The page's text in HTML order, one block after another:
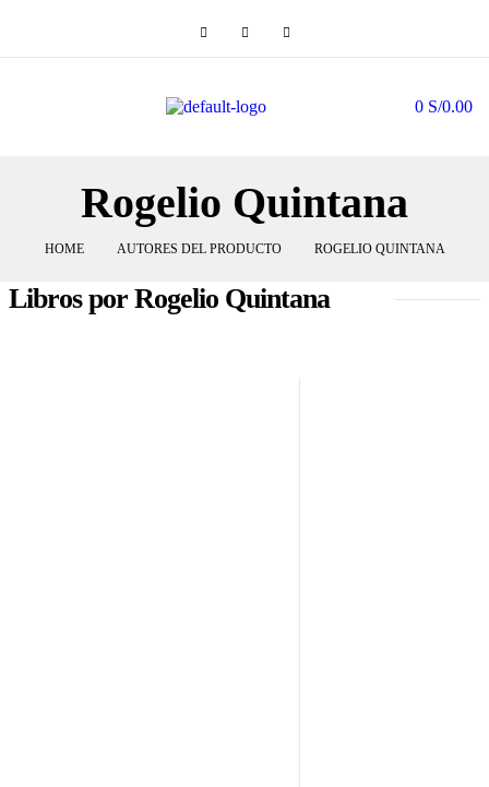
0 S/0.00
Rogelio Quintana
HOME AUTORES DEL PRODUCTO ROGELIO QUINTANA
Libros por Rogelio Quintana